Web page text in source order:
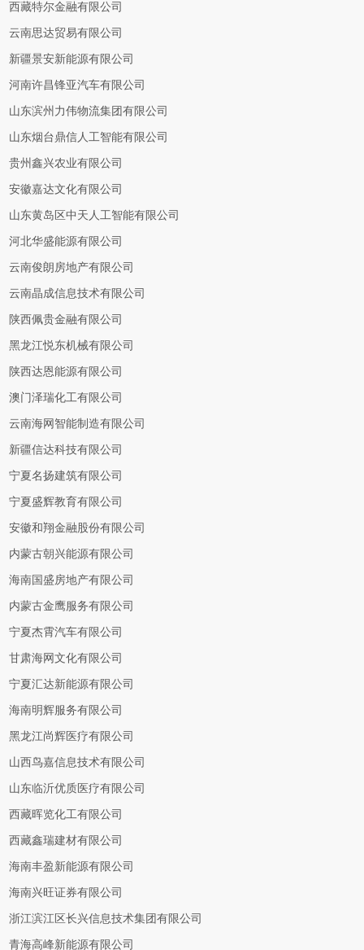
西藏特尔金融有限公司
云南思达贸易有限公司
新疆景安新能源有限公司
河南许昌锋亚汽车有限公司
山东滨州力伟物流集团有限公司
山东烟台鼎信人工智能有限公司
贵州鑫兴农业有限公司
安徽嘉达文化有限公司
山东黄岛区中天人工智能有限公司
河北华盛能源有限公司
云南俊朗房地产有限公司
云南晶成信息技术有限公司
陕西佩贵金融有限公司
黑龙江悦东机械有限公司
陕西达恩能源有限公司
澳门泽瑞化工有限公司
云南海网智能制造有限公司
新疆信达科技有限公司
宁夏名扬建筑有限公司
宁夏盛辉教育有限公司
安徽和翔金融股份有限公司
内蒙古朝兴能源有限公司
海南国盛房地产有限公司
内蒙古金鹰服务有限公司
宁夏杰霄汽车有限公司
甘肃海网文化有限公司
宁夏汇达新能源有限公司
海南明辉服务有限公司
黑龙江尚辉医疗有限公司
山西鸟嘉信息技术有限公司
山东临沂优质医疗有限公司
西藏晖览化工有限公司
西藏鑫瑞建材有限公司
海南丰盈新能源有限公司
海南兴旺证券有限公司
浙江滨江区长兴信息技术集团有限公司
青海高峰新能源有限公司